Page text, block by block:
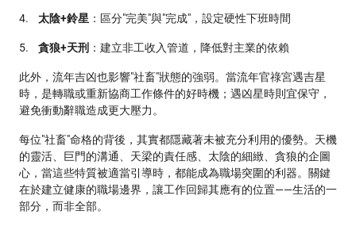
4. 太陰+鈴星 ：區分"完美"與"完成"，設定硬性下班時間
5. 貪狼+天刑 ：建立非工收入管道，降低對主業的依賴
此外，流年吉凶也影響"社畜"狀態的強弱。當流年官祿宮遇吉星
時，是轉職或重新協商工作條件的好時機；遇凶星時則宜保守，
避免衝動辭職造成更大壓力。
每位"社畜"命格的背後，其實都隱藏著未被充分利用的優勢。天機
的靈活、巨門的溝通、天梁的責任感、太陰的細緻、貪狼的企圖
心，當這些特質被適當引導時，都能成為職場突圍的利器。關鍵
在於建立健康的職場邊界，讓工作回歸其應有的位置——生活的一
部分，而非全部。